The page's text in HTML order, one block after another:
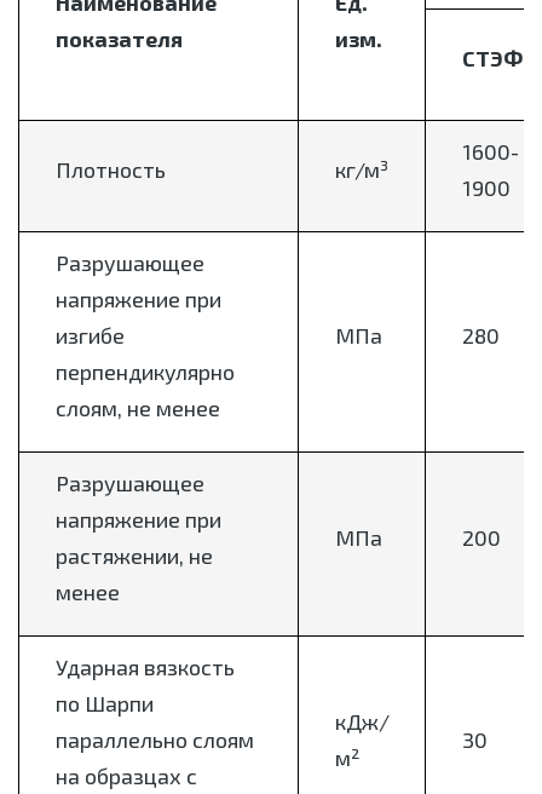
показателя
изм.
СТЭФ
Плотность кг/м³
1600-
1900
Разрушающее
напряжение при
изгибе
перпендикулярно
слоям, не менее
МПа 280
Разрушающее
напряжение при
растяжении, не
менее
МПа 200
Ударная вязкость
по Шарпи
параллельно слоям
на образцах с
кДж/
м²
30